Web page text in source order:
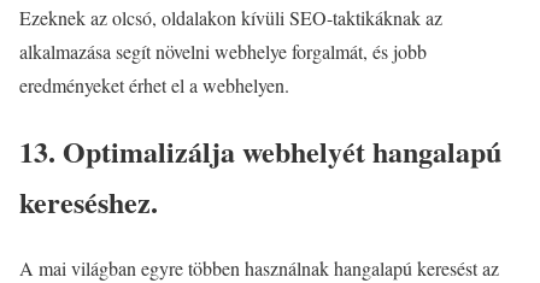
Ezeknek az olcsó, oldalakon kívüli SEO-taktikáknak az
alkalmazása segít növelni webhelye forgalmát, és jobb
eredményeket érhet el a webhelyen.
13. Optimalizálja webhelyét hangalapú
kereséshez.
A mai világban egyre többen használnak hangalapú keresést az